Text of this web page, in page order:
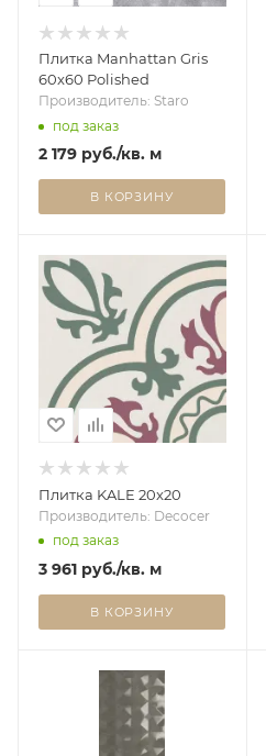
Плитка Manhattan Gris
60x60 Polished
Производитель: Staro
под заказ
2 179 руб./кв. м
В КОРЗИНУ
Плитка KALE 20x20
Производитель: Decocer
под заказ
3 961 руб./кв. м
В КОРЗИНУ